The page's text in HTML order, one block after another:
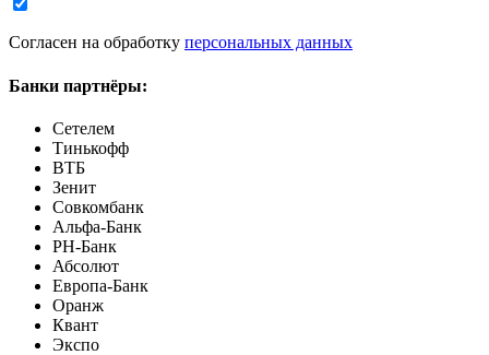
Согласен на обработку персональных данных
Банки партнёры:
Сетелем
Тинькофф
ВТБ
Зенит
Совкомбанк
Альфа-Банк
РН-Банк
Абсолют
Европа-Банк
Оранж
Квант
Экспо